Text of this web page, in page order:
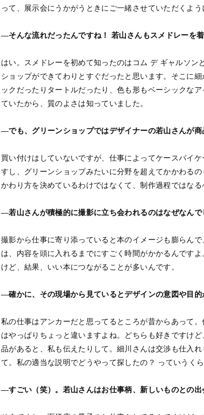
って、展示会にうかがうときにご一緒させていただくよう
―そんな流れだったんですね！ 若山さんもスメドレーを
はい。スメドレーを初めて知ったのはコム デ ギャルソ
ショップができてわりとすぐだったと思います。そこに
ックだったりタートルだったり、色も形もベーシックな
ていたから、質のよさは知っていました。
―でも、グリーンショップではデザイナーの若山さんが
買い付けはしていないですが、仕事によってケースバイ
すし、グリーンショップみたいに分野を超えてかかわる
かわり方を決めているわけではなくて、制作過程ではなる
―若山さんが積極的に撮影に立ち会われるのはなぜなんで
撮影から仕事に寄り添っていると本のイメージも膨らん
は、内容を頭に入れるまでにすごく時間がかかるんです
けど、結果、いい本につながることが多いんです。
―確かに、その現場から見ているとデザインの意図や目的
私の仕事はアンカーだと思ってるところが昔からあって
はやっぱりちょっと違いますよね。どちらも好きですけ
品があると、私も伝えたりして。細川さんは交渉も仕入
て。私の適当な説明でどうやって探したの？ っていうくら
―すごい（笑）。若山さんはお仕事柄、新しいものとの出